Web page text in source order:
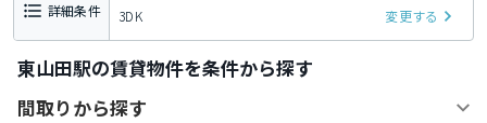
詳細条件 3DK 変更する
東山田駅の賃貸物件を条件から探す
間取りから探す